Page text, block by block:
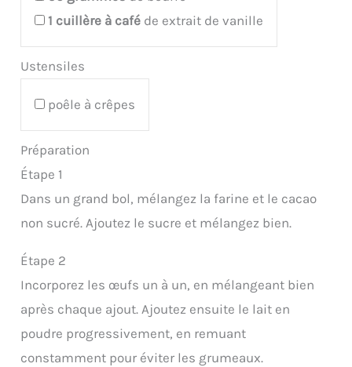
1 cuillère à café de extrait de vanille
Ustensiles
poêle à crêpes
Préparation
Étape 1
Dans un grand bol, mélangez la farine et le cacao
non sucré. Ajoutez le sucre et mélangez bien.
Étape 2
Incorporez les œufs un à un, en mélangeant bien
après chaque ajout. Ajoutez ensuite le lait en
poudre progressivement, en remuant
constamment pour éviter les grumeaux.